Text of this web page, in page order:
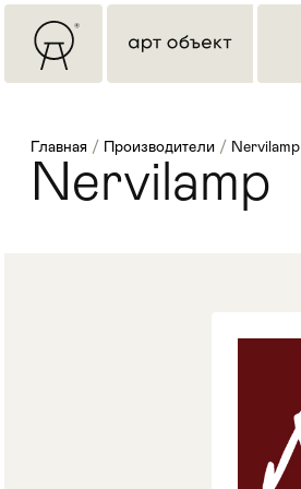
Главная / Производители / Nervilamp
Nervilamp